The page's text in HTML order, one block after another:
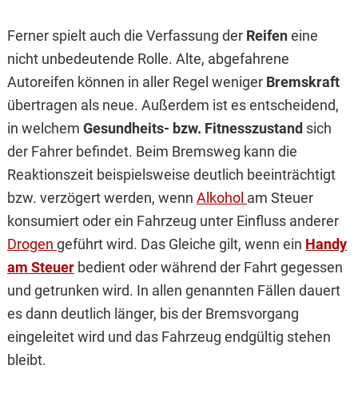
Ferner spielt auch die Verfassung der Reifeneine
nicht unbedeutende Rolle. Alte, abgefahrene
Autoreifen können in aller Regel weniger Bremskraft
übertragen als neue. Außerdem ist es entscheidend,
in welchem Gesundheits- bzw. Fitnesszustand sich
der Fahrer befindet. Beim Bremsweg kann die
Reaktionszeit beispielsweise deutlich beeinträchtigt
bzw. verzögert werden, wenn Alkohol am Steuer
konsumiert oder ein Fahrzeug unter Einfluss anderer
Drogen geführt wird. Das Gleiche gilt, wenn ein Handy
am Steuerbedient oder während der Fahrt gegessen
und getrunken wird. In allen genannten Fällen dauert
es dann deutlich länger, bis der Bremsvorgang
eingeleitet wird und das Fahrzeug endgültig stehen
bleibt.